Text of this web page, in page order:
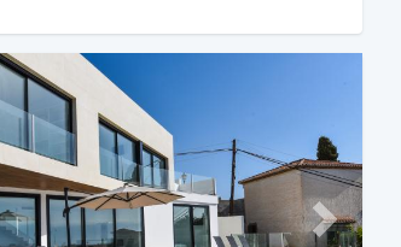
Next